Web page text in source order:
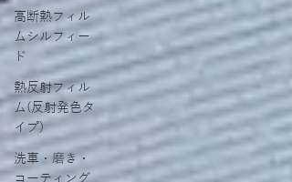
高断熱フィル
ムシルフィー
ド
熱反射フィル
ム(反射発色タ
イプ)
洗車・磨き・
コーティング